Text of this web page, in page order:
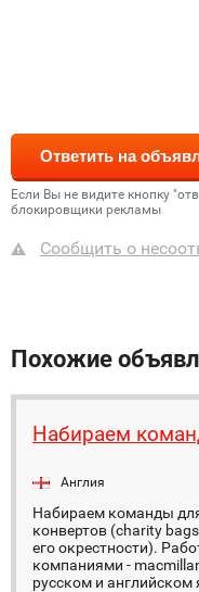
Если Вы не видите кнопку
блокировщики рекламы
Сообщить о
Похожие
Набираем
Англия
Набираем команды
конвертов (charity
его окрестности).
компаниями -
русском и английском